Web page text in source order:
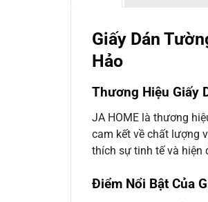
Giấy Dán
Hảo
Thương Hiệu Giấy
JA HOME là thương
cam kết về chất lượng
thích sự tinh tế và hiện
Điểm Nổi Bật Của